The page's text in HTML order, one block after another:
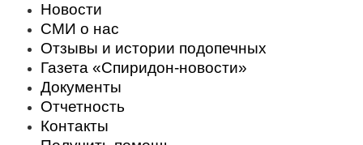
Новости
СМИ о нас
Отзывы и истории подопечных
Газета «Спиридон-новости»
Документы
Отчетность
Контакты